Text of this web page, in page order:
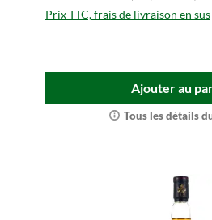
Prix TTC, frais de livraison en sus
Ajouter au
Tous les détails